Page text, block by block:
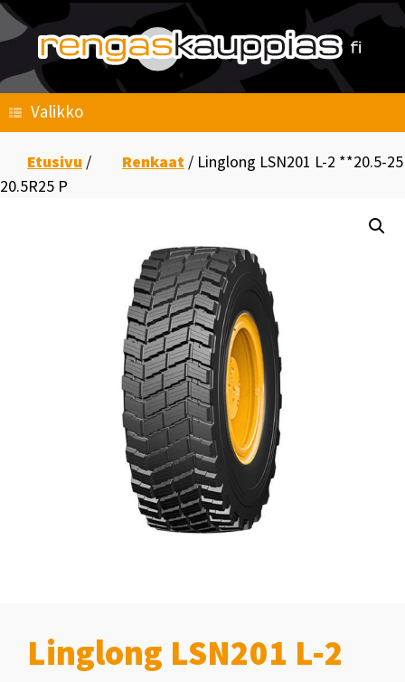
Skip
content
Valikko
Etusivu / Renkaat / Linglong LSN201 L-2 **20.5-25
20.5R25 P
Linglong LSN201 L-2